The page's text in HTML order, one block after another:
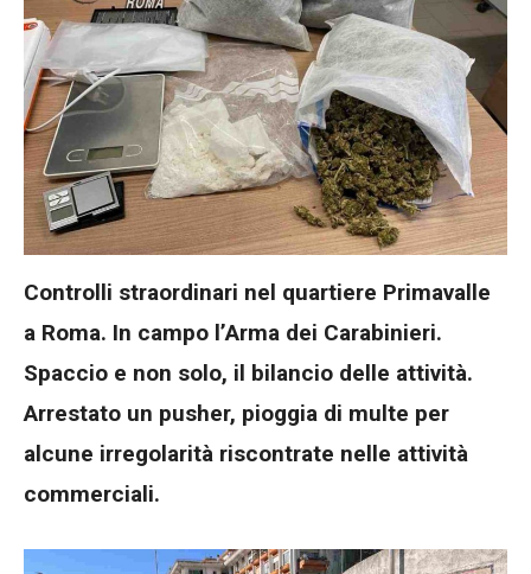
Controlli straordinari nel quartiere Primavalle
a Roma. In campo l’Arma dei Carabinieri.
Spaccio e non solo, il bilancio delle attività.
Arrestato un pusher, pioggia di multe per
alcune irregolarità riscontrate nelle attività
commerciali.